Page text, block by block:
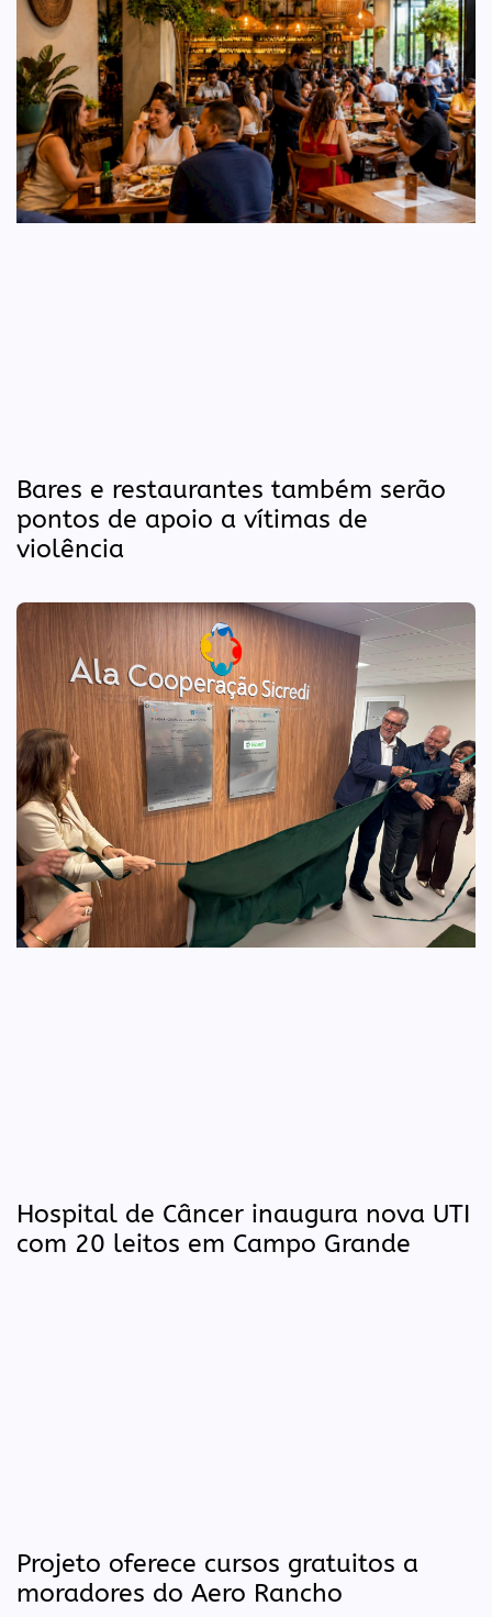
Bares e restaurantes também serão
pontos de apoio a vítimas de
violência
Hospital de Câncer inaugura nova UTI
com 20 leitos em Campo Grande
Projeto oferece cursos gratuitos a
moradores do Aero Rancho